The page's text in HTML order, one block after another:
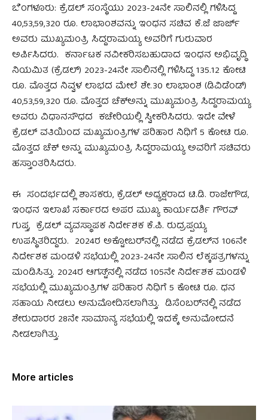
ಬೆಂಗಳೂರು: ಕ್ರೆಡಲ್‌ ಸಂಸ್ಥೆಯು 2023-24ನೇ ಸಾಲಿನಲ್ಲಿ ಗಳಿಸಿದ್ದ
40,53,59,320 ರೂ. ಲಾಭಾಂಶವನ್ನು ಇಂಧನ ಸಚಿವ ಕೆ.ಜೆ ಜಾರ್ಜ್‌
ಅವರು ಮುಖ್ಯಮಂತ್ರಿ ಸಿದ್ದರಾಮಯ್ಯ ಅವರಿಗೆ ಗುರುವಾರ
ಅರ್ಪಿಸಿದರು. ಕರ್ನಾಟಕ ನವೀಕರಿಸಬಹುದಾದ ಇಂಧನ ಅಭಿವೃದ್ಧಿ
ನಿಯಮಿತ (ಕ್ರೆಡಲ್‌) 2023-24ನೇ ಸಾಲಿನಲ್ಲಿ ಗಳಿಸಿದ್ದ 135.12 ಕೋಟಿ
ರೂ. ಮೊತ್ತದ ನಿವ್ವಳ ಲಾಭದ ಮೇಲೆ ಶೇ.30 ಲಾಭಾಂಶ (ಡಿವಿಡೆಂಡ್)
40,53,59,320 ರೂ. ಮೊತ್ತದ ಚೆಕ್‌ಅನ್ನು ಮುಖ್ಯಮಂತ್ರಿ ಸಿದ್ದರಾಮಯ್ಯ
ಅವರು ವಿಧಾನಸೌಧದ ಕಚೇರಿಯಲ್ಲಿ ಸ್ವೀಕರಿಸಿದರು. ಇದೇ ವೇಳೆ
ಕ್ರೆಡಲ್ ವತಿಯಿಂದ ಮಖ್ಯಮಂತ್ರಿಗಳ ಪರಿಹಾರ ನಿಧಿಗೆ 5 ಕೋಟಿ ರೂ.
ಮೊತ್ತದ ಚೆಕ್ ಅನ್ನು ಮುಖ್ಯಮಂತ್ರಿ ಸಿದ್ದರಾಮಯ್ಯ ಅವರಿಗೆ ಸಚಿವರು
ಹಸ್ತಾಂತರಿಸಿದರು.
ಈ ಸಂದರ್ಭದಲ್ಲಿ ಶಾಸಕರು, ಕ್ರೆಡಲ್ ಅಧ್ಯಕ್ಷರಾದ ಟಿ.ಡಿ. ರಾಜೇಗೌಡ,
ಇಂಧನ ಇಲಾಖೆ ಸರ್ಕಾರದ ಅಪರ ಮುಖ್ಯ ಕಾರ್ಯದರ್ಶಿ ಗೌರವ್
ಗುಪ್ತ, ಕ್ರೆಡಲ್ ವ್ಯವಸ್ಥಾಪಕ ನಿರ್ದೇಶಕ ಕೆ.ಪಿ. ರುದ್ರಪ್ಪಯ್ಯ
ಉಪಸ್ಥಿತರಿದ್ದರು. 2024ರ ಅಕ್ಟೋಬರ್‌ನಲ್ಲಿ ನಡೆದ ಕ್ರೆಡಲ್‌ನ 106ನೇ
ನಿರ್ದೇಶಕ ಮಂಡಳಿ ಸಭೆಯಲ್ಲಿ 2023-24ನೇ ಸಾಲಿನ ಲೆಕ್ಕಪತ್ರಗಳನ್ನು
ಮಂಡಿಸಿತ್ತು. 2024ರ ಆಗಸ್ಟ್‌ನಲ್ಲಿ ನಡೆದ 105ನೇ ನಿರ್ದೇಶಕ ಮಂಡಳಿ
ಸಭೆಯಲ್ಲಿ ಮುಖ್ಯಮಂತ್ರಿಗಳ ಪರಿಹಾರ ನಿಧಿಗೆ 5 ಕೋಟಿ ರೂ. ಧನ
ಸಹಾಯ ನೀಡಲು ಅನುಮೋದಿಸಲಾಗಿತ್ತು. ಡಿಸೆಂಬರ್‌ನಲ್ಲಿ ನಡೆದ
ಶೇರುದಾರರ 28ನೇ ಸಾಮಾನ್ಯ ಸಭೆಯಲ್ಲಿ ಇದಕ್ಕೆ ಅನುಮೋದನೆ
ನೀಡಲಾಗಿತ್ತು.
More articles